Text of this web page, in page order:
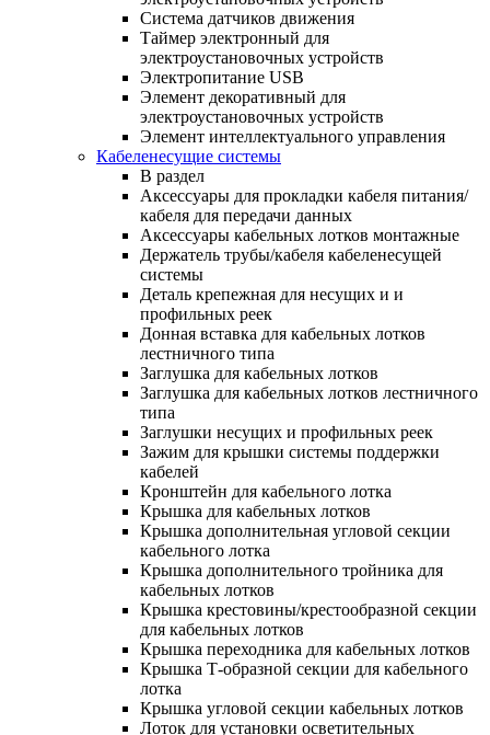
Система датчиков движения
Таймер электронный для
электроустановочных устройств
Электропитание USB
Элемент декоративный для
электроустановочных устройств
Элемент интеллектуального управления
Кабеленесущие системы
В раздел
Аксессуары для прокладки кабеля питания/
кабеля для передачи данных
Аксессуары кабельных лотков монтажные
Держатель трубы/кабеля кабеленесущей
системы
Деталь крепежная для несущих и и
профильных реек
Донная вставка для кабельных лотков
лестничного типа
Заглушка для кабельных лотков
Заглушка для кабельных лотков лестничного
типа
Заглушки несущих и профильных реек
Зажим для крышки системы поддержки
кабелей
Кронштейн для кабельного лотка
Крышка для кабельных лотков
Крышка дополнительная угловой секции
кабельного лотка
Крышка дополнительного тройника для
кабельных лотков
Крышка крестовины/крестообразной секции
для кабельных лотков
Крышка переходника для кабельных лотков
Крышка Т-образной секции для кабельного
лотка
Крышка угловой секции кабельных лотков
Лоток для установки осветительных